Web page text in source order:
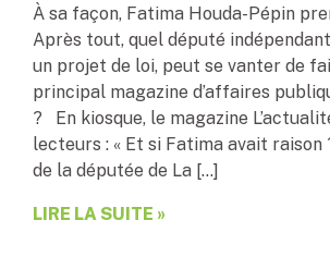
À sa façon, Fatima Houda-Pépin
Après tout, quel député
un projet de loi, peut se vanter de
principal magazine d’affaires
? En kiosque, le magazine
lecteurs : « Et si Fatima avait raison
de la députée de La […]
LIRE LA SUITE »